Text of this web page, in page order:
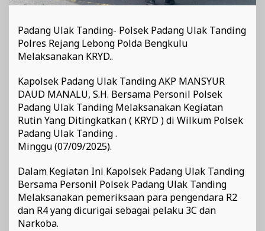
Padang Ulak Tanding- Polsek Padang Ulak Tanding
Polres Rejang Lebong Polda Bengkulu
Melaksanakan KRYD..
Kapolsek Padang Ulak Tanding AKP MANSYUR
DAUD MANALU, S.H. Bersama Personil Polsek
Padang Ulak Tanding Melaksanakan Kegiatan
Rutin Yang Ditingkatkan ( KRYD ) di Wilkum Polsek
Padang Ulak Tanding .
Minggu (07/09/2025).
Dalam Kegiatan Ini Kapolsek Padang Ulak Tanding
Bersama Personil Polsek Padang Ulak Tanding
Melaksanakan pemeriksaan para pengendara R2
dan R4 yang dicurigai sebagai pelaku 3C dan
Narkoba.